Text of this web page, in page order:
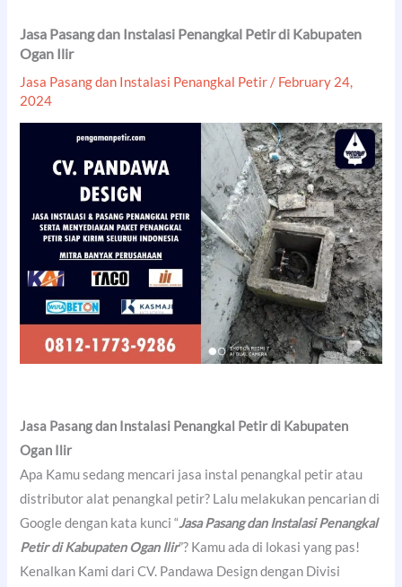
Jasa Pasang dan Instalasi Penangkal Petir di Kabupaten
Ogan Ilir
Jasa Pasang dan Instalasi Penangkal Petir / February 24,
2024
Jasa Pasang dan Instalasi Penangkal Petir di Kabupaten
Ogan Ilir
Apa Kamu sedang mencari jasa instal penangkal petir atau
distributor alat penangkal petir? Lalu melakukan pencarian di
Google dengan kata kunci “Jasa Pasang dan Instalasi Penangkal
Petir di Kabupaten Ogan Ilir”? Kamu ada di lokasi yang pas!
Kenalkan Kami dari CV. Pandawa Design dengan Divisi